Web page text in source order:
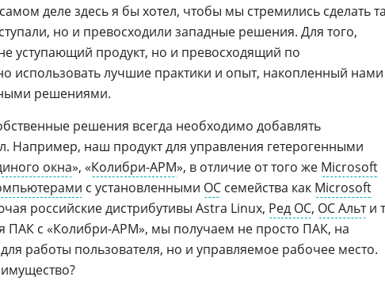
деле здесь я бы хотел, чтобы мы стремились сделать
но и превосходили западные решения. Для того,
уступающий продукт, но и превосходящий по
использовать лучшие практики и опыт, накопленный нами
решениями.
решения всегда необходимо добавлять
Например, наш продукт для управления гетерогенными
окна», «Колибри-АРМ», в отличие от того же Microsoft
с установленными ОС семейства как Microsoft
российские дистрибутивы Astra Linux, Ред ОС, ОС Альти
ПАК с «Колибри-АРМ», мы получаем не просто ПАК, на
работы пользователя, но и управляемое рабочее место.